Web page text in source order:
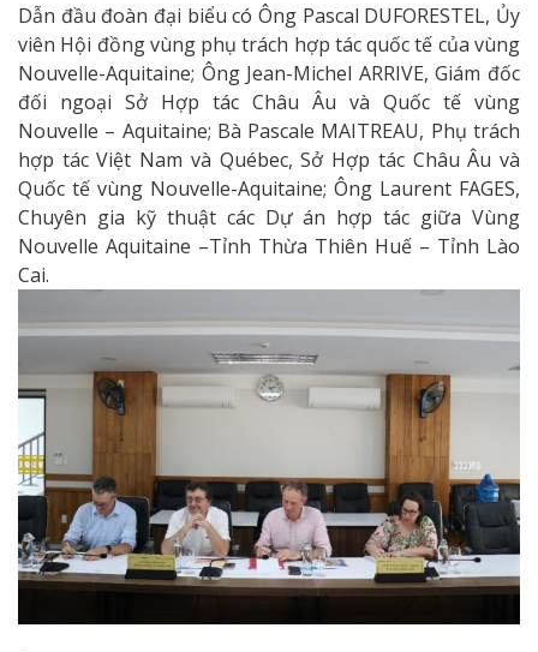
Dẫn đầu đoàn đại biểu có Ông Pascal DUFORESTEL, Ủy
viên Hội đồng vùng phụ trách hợp tác quốc tế của vùng
Nouvelle-Aquitaine; Ông Jean-Michel ARRIVE, Giám đốc
đối ngoại Sở Hợp tác Châu Âu và Quốc tế vùng
Nouvelle – Aquitaine; Bà Pascale MAITREAU, Phụ trách
hợp tác Việt Nam và Québec, Sở Hợp tác Châu Âu và
Quốc tế vùng Nouvelle-Aquitaine; Ông Laurent FAGES,
Chuyên gia kỹ thuật các Dự án hợp tác giữa Vùng
Nouvelle Aquitaine –Tỉnh Thừa Thiên Huế – Tỉnh Lào
Cai.